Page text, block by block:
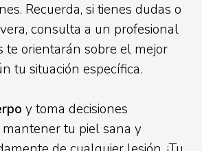
Recuerda, si tienes dudas o
consulta a un profesional
te orientarán sobre el mejor
tu situación específica.
y toma decisiones
tu piel sana y